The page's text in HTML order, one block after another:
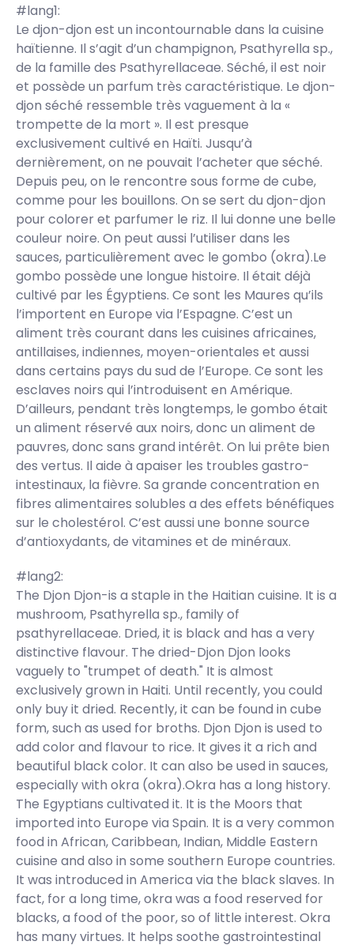
#lang1:
Le djon-djon est un incontournable dans la cuisine
haïtienne. Il s’agit d’un champignon, Psathyrella sp.,
de la famille des Psathyrellaceae. Séché, il est noir
et possède un parfum très caractéristique. Le djon-
djon séché ressemble très vaguement à la «
trompette de la mort ». Il est presque
exclusivement cultivé en Haïti. Jusqu’à
dernièrement, on ne pouvait l’acheter que séché.
Depuis peu, on le rencontre sous forme de cube,
comme pour les bouillons. On se sert du djon-djon
pour colorer et parfumer le riz. Il lui donne une belle
couleur noire. On peut aussi l’utiliser dans les
sauces, particulièrement avec le gombo (okra).Le
gombo possède une longue histoire. Il était déjà
cultivé par les Égyptiens. Ce sont les Maures qu’ils
l’importent en Europe via l’Espagne. C’est un
aliment très courant dans les cuisines africaines,
antillaises, indiennes, moyen-orientales et aussi
dans certains pays du sud de l’Europe. Ce sont les
esclaves noirs qui l’introduisent en Amérique.
D’ailleurs, pendant très longtemps, le gombo était
un aliment réservé aux noirs, donc un aliment de
pauvres, donc sans grand intérêt. On lui prête bien
des vertus. Il aide à apaiser les troubles gastro-
intestinaux, la fièvre. Sa grande concentration en
fibres alimentaires solubles a des effets bénéfiques
sur le cholestérol. C’est aussi une bonne source
d’antioxydants, de vitamines et de minéraux.
#lang2:
The Djon Djon-is a staple in the Haitian cuisine. It is a
mushroom, Psathyrella sp., family of
psathyrellaceae. Dried, it is black and has a very
distinctive flavour. The dried-Djon Djon looks
vaguely to "trumpet of death." It is almost
exclusively grown in Haiti. Until recently, you could
only buy it dried. Recently, it can be found in cube
form, such as used for broths. Djon Djon is used to
add color and flavour to rice. It gives it a rich and
beautiful black color. It can also be used in sauces,
especially with okra (okra).Okra has a long history.
The Egyptians cultivated it. It is the Moors that
imported into Europe via Spain. It is a very common
food in African, Caribbean, Indian, Middle Eastern
cuisine and also in some southern Europe countries.
It was introduced in America via the black slaves. In
fact, for a long time, okra was a food reserved for
blacks, a food of the poor, so of little interest. Okra
has many virtues. It helps soothe gastrointestinal